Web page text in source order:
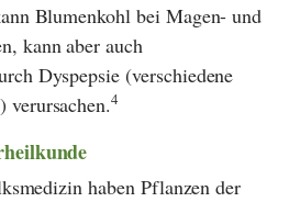
Blumenkohl bei Magen- und
kann aber auch
Dyspepsie (verschiedene
verursachen.4
haben Pflanzen der